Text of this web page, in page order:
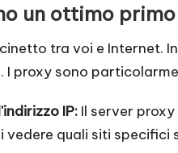
un ottimo
tra voi e
I proxy sono
IP: Il server
vedere quali siti